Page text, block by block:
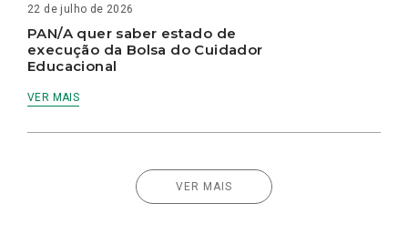
22 de julho de 2026
PAN/A quer saber estado de
execução da Bolsa do Cuidador
Educacional
VER MAIS
VER MAIS